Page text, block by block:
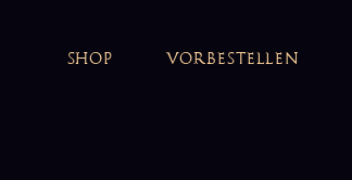
SHOP VORBESTELLEN